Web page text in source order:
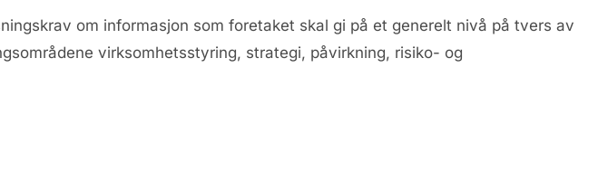
om informasjon som foretaket skal gi på et generelt nivå på tvers av
virksomhetsstyring, strategi, påvirkning, risiko- og